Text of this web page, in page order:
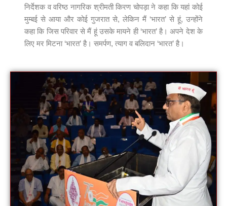
निर्देशक व वरिष्ठ नागरिक श्रीमती किरण चोपड़ा ने कहा कि यहां कोई
मुम्बई से आया और कोई गुजरात से, लेकिन मैं ‘भारत’ से हूं, उन्होंने
कहा कि जिस परिवार से मैं हूं उसके मायने ही ‘भारत’ है। अपने देश के
लिए मर मिटना ‘भारत’ है। समर्पण, त्याग व बलिदान ‘भारत’ है।